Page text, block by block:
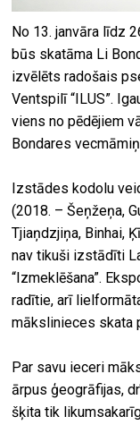
No 13. janvāra līdz
būs skatāma Li
izvēlēts radošais
Ventspilī “ILUS”.
viens no pēdējiem
Bondares
Izstādes kodolu
(2018. – Šeņžeņa,
Tjiaņdzjiņa, Binhai,
nav tikuši izstādīti
“Izmeklēšana”.
radītie, arī
mākslinieces skata
Par savu ieceri
ārpus ģeogrāfijas,
šķita tik